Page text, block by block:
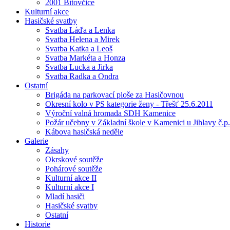
2001 Bítovčice
Kulturní akce
Hasičské svatby
Svatba Láďa a Lenka
Svatba Helena a Mirek
Svatba Katka a Leoš
Svatba Markéta a Honza
Svatba Lucka a Jirka
Svatba Radka a Ondra
Ostatní
Brigáda na parkovací ploše za Hasičovnou
Okresní kolo v PS kategorie ženy - Třešť 25.6.2011
Výroční valná hromada SDH Kamenice
Požár učebny v Základní škole v Kamenici u Jihlavy
Kábova hasičská neděle
Galerie
Zásahy
Okrskové soutěže
Pohárové soutěže
Kulturní akce II
Kulturní akce I
Mladí hasiči
Hasičské svatby
Ostatní
Historie